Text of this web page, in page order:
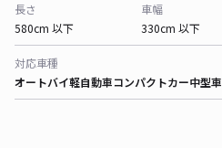
長さ
580cm 以下
車幅
330cm 以下
対応車種
オートバイ軽自動車コンパクトカー中型車